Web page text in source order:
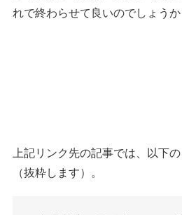
れで終わらせて良いのでしょうか
上記リンク先の記事では、以下
（抜粋します）。